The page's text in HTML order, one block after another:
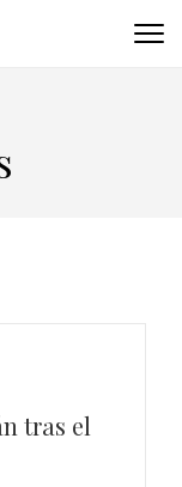
la cara B de los
arquitectura o sus
tras el